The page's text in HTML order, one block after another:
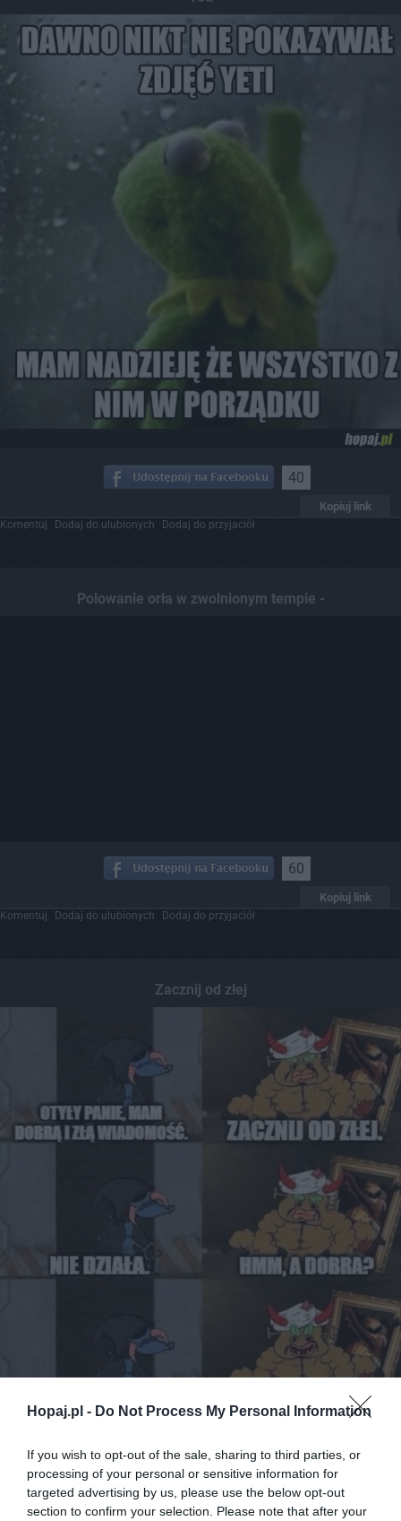
Hopaj.pl - Do Not Process My Personal Information
If you wish to opt-out of the sale, sharing to third parties, or
processing of your personal or sensitive information for
targeted advertising by us, please use the below opt-out
section to confirm your selection. Please note that after your
40
Kopiuj link
Komentuj Dodaj do ulubionych Dodaj do przyjaciół
Polowanie orła w zwolnionym tempie -
60
Kopiuj link
Komentuj Dodaj do ulubionych Dodaj do przyjaciół
Zacznij od złej
37
Kopiuj link
Komentuj Dodaj do ulubionych Dodaj do przyjaciół